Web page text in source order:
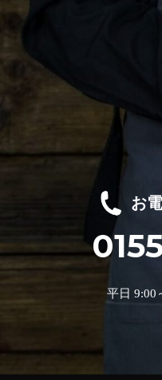
お
平日 9:00